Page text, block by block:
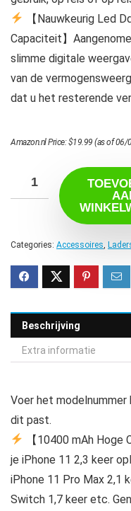
【Nauwkeurig Led
Capaciteit】
slimme digitale
van de
dat u het resterende
Amazon.nl Price:$19.99 (as of 06/
Categories: Accessoires
Beschrijving
Extra informatie
Voer het
dit past.
【10400 mAh Hoge
je iPhone 11 2,3 keer
iPhone 11 Pro Max 2,1
Switch 1,7 keer etc.